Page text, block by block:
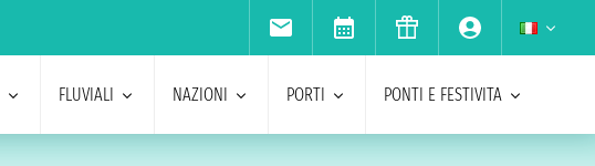
FLUVIALI NAZIONI PORTI PONTI E FESTIVITA